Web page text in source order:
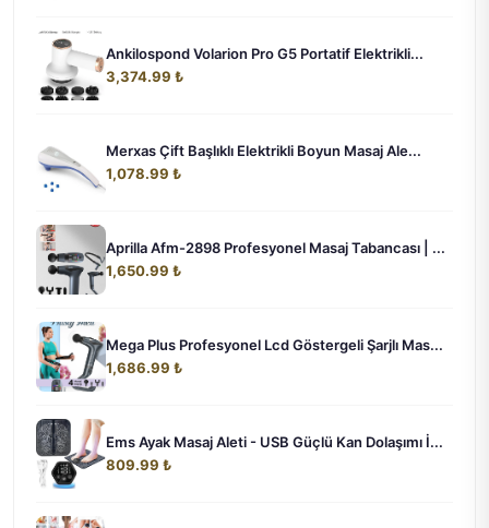
Ankilospond Volarion Pro G5 Portatif Elektrikli...
3,374.99 ₺
Merxas Çift Başlıklı Elektrikli Boyun Masaj Ale...
1,078.99 ₺
Aprilla Afm-2898 Profesyonel Masaj Tabancası | ...
1,650.99 ₺
Mega Plus Profesyonel Lcd Göstergeli Şarjlı Mas...
1,686.99 ₺
Ems Ayak Masaj Aleti - USB Güçlü Kan Dolaşımı İ...
809.99 ₺